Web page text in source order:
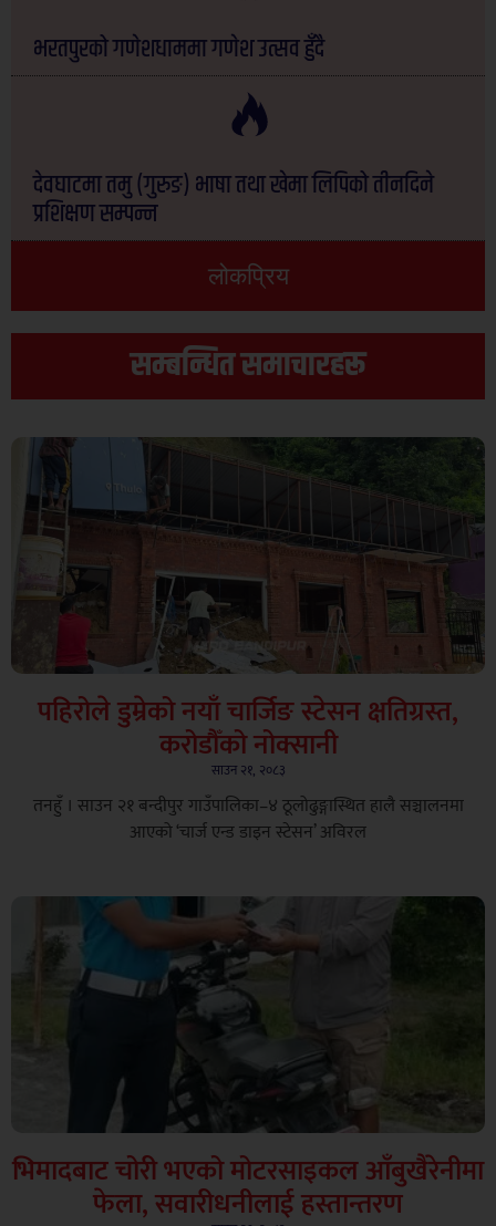
लोकप्रिय
भरतपुरको गणेशधाममा गणेश उत्सव हुँदै
देवघाटमा तमु (गुरुङ) भाषा तथा खेमा लिपिको तीनदिने
प्रशिक्षण सम्पन्न
सम्बन्धित समाचारहरू
पहिरोले डुम्रेको नयाँ चार्जिङ स्टेसन क्षतिग्रस्त,
करोडौँको नोक्सानी
साउन २१, २०८३
तनहुँ । साउन २१ बन्दीपुर गाउँपालिका–४ ठूलोढुङ्गास्थित हालै सञ्चालनमा
आएको ‘चार्ज एन्ड डाइन स्टेसन’ अविरल
भिमादबाट चोरी भएको मोटरसाइकल आँबुखैरेनीमा
फेला, सवारीधनीलाई हस्तान्तरण